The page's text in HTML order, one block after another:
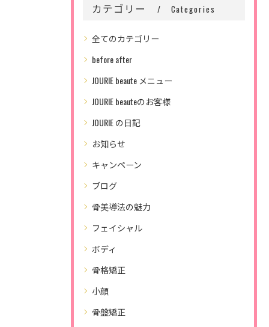
カテゴリー Categories
全てのカテゴリー
before after
JOURIE beaute メニュー
JOURIE beauteのお客様
JOURIE の日記
お知らせ
キャンペーン
ブログ
骨美導法の魅力
フェイシャル
ボディ
骨格矯正
小顔
骨盤矯正